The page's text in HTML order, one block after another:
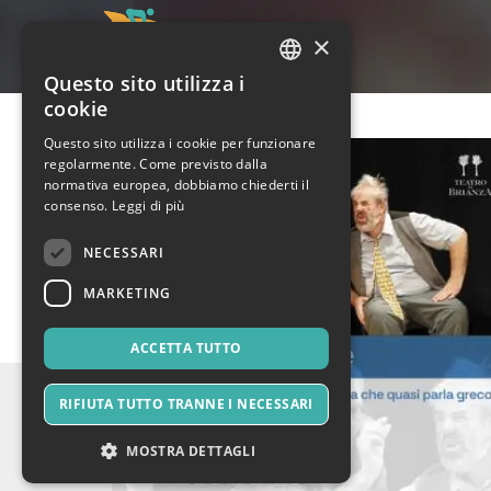
×
Questo sito utilizza i
cookie
Questo sito utilizza i cookie per funzionare
regolarmente. Come previsto dalla
normativa europea, dobbiamo chiederti il
consenso. Leggi di più
NECESSARI
MARKETING
ACCETTA TUTTO
RIFIUTA TUTTO TRANNE I NECESSARI
MOSTRA DETTAGLI